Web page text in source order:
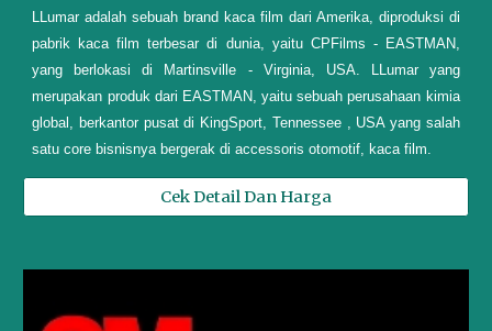
LLumar adalah sebuah brand kaca film dari Amerika, diproduksi di
pabrik kaca film terbesar di dunia, yaitu CPFilms - EASTMAN,
yang berlokasi di Martinsville - Virginia, USA. LLumar yang
merupakan produk dari EASTMAN, yaitu sebuah perusahaan kimia
global, berkantor pusat di KingSport, Tennessee , USA yang salah
satu core bisnisnya bergerak di accessoris otomotif, kaca film.
Cek Detail Dan Harga